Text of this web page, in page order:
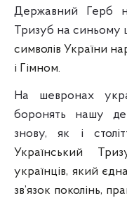
Державний Герб
Тризуб на синьому
символів України
і Гімном.
На шевронах
боронять нашу
знову, як і
Український
українців, який
зв’язок поколінь,